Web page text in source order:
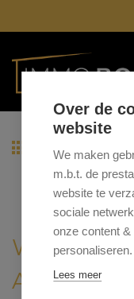
Terug naar overzicht
WEG
A, 3660
Over de
website
We maken
m.b.t. de
website te
sociale
onze content
personaliseren.
Lees meer